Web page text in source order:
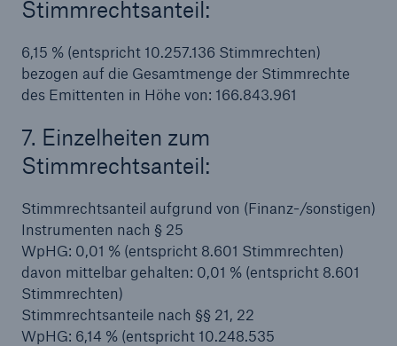
Stimmrechtsanteil:
6,15 % (entspricht 10.257.136 Stimmrechten)
bezogen auf die Gesamtmenge der Stimmrechte
des Emittenten in Höhe von: 166.843.961
7. Einzelheiten zum
Stimmrechtsanteil:
Stimmrechtsanteil aufgrund von (Finanz-/sonstigen)
Instrumenten nach § 25
WpHG: 0,01 % (entspricht 8.601 Stimmrechten)
davon mittelbar gehalten: 0,01 % (entspricht 8.601
Stimmrechten)
Stimmrechtsanteile nach §§ 21, 22
WpHG: 6,14 % (entspricht 10.248.535
Rückversicherung Leben/Gesundheit
MIRA Digital Suite